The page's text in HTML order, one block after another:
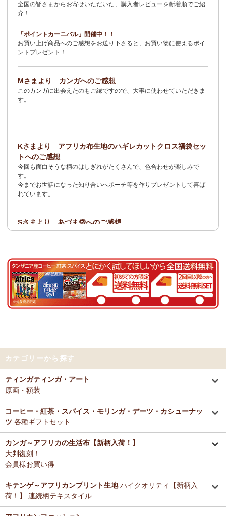
2/4： 長財布L字ファスナー～キテンゲ本革仕立て
～キテンゲ◇ハ
2/3： キテンゲ本革 名刺ケース～キテンゲ◇ハイクオリティ◇で
仕立てた新作登場！『ニッポンの技×アフリカの色』
2/3： オトナの多機能リュック～キテンゲ本革仕立て
ハイクオリティ◇で仕立てた新作登場！『ニッポンの技×アフリカ
の色』
1/19イージーパンツ～美脚ゆるやかブーツカットデザイン～
ンゲ◇ハイクオリティ◇で仕立てた新作登場！『ニッポンの技×ア
フリカの色』
1/19：エコバッグ≪2サイズ展開≫
名ごとに2つのカテゴリーでご紹介します
→ 作家名 A―L
→ 作家名 M―Z
名ごとに2つのカテゴリーでご紹介します
→ 作家名 A―L
→ 作家名 M―Z
1/15：2026年 バラカの福袋≪数量限定で再販決定！≫
～アフリカングッズ満杯～1年間の感謝をこめて
12/25：ステッチVネック ノースリーブブラウス新入荷！～キテ
ンゲ◇ハイクオリティ◇で仕立てた新作登場！
12/25：マサイシュカ アフリカの布ページに新入荷！
マサイ民族のマント 軽くおしゃれなブランケット
12/25：ティンガティンガ・アート～シャターニ（アフリカの精
霊）の作品新入荷！
12/25：
12/20：2026年 バラカの福袋～2025.12/20（土）予約販売開始
～アフリカングッズ満杯～1年間の感謝をこめて
≪数量限定販売
≫
全国の皆さまからお寄せいただいた、購入者レビューを新着順でご紹
介！
「ポイントカーニバル」開催中！！
お買い上げ商品へのご感想をお送り下さると、お買い物に使えるポイ
ントプレゼント！
Mさまより カンガへのご感想
このカンガに出会えたのもご縁ですので、大事に使わせていただきま
す。
Kさまより アフリカ布生地のハギレカットクロス福袋セッ
トへのご感想
今回も面白そうな柄のはしぎれがたくさんで、色合わせが楽しみで
す。
今までお世話になった知り合いへポーチ等を作りプレゼントして喜ば
れています。
Sさまより あづま袋へのご感想
とても可愛く、着こなしのアクセントになります。軽くて丈夫なので
Nさまより 乳香フランキンセンスへのご感想
食べてみたくて買いました。青い皮の柑橘系の様な香りと木の様な形
容し難い香りがする、なんとも言えない香りです。
好きとか嫌いとかいう感覚よりも急に眠くなって来たので、リラック
スしているのを感じます。なんとなく、良いなぁ。
Tさまより カンガへのご感想
テーブルクロスとして使用中。大きさが少し違っていたりちょっと曲
っかりした良い生地です。一番心配だった洗濯ですが、ネットに入れ
て手洗いモードで洗濯機にかけ、終わったらすぐ干し、うちの場合は
色落ち、色移りなく大丈夫でした。洗濯ジワも殆どない（個人の感想
です！）のでノーアイロンで使用しています。
リビングが無地だらけなので、カンガのデザインがいいアクセントに
なりちょっと素敵空間に。
います。
Tさまより アジュワ・デーツへのご感想
高級ドライフルーツ、安価で買えてうれしいです。
カテゴリーから探す
ティンガティンガ・アート
原画・額装
コーヒー・紅茶・スパイス・モリンガ・デーツ・カシューナッ
ツ 各種ギフトセット
カンガ～アフリカの生活布【新柄入荷！】
大判復刻！
会員様お買い得
キテンゲ～アフリカンプリント生地ハイクオリティ【新柄入
荷！】 連続柄テキスタイル